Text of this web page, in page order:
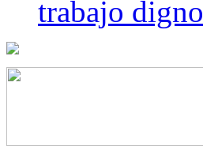
trabajo digno